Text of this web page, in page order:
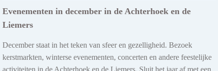
Evenementen in december in de Achterhoek en de
Liemers
December staat in het teken van sfeer en gezelligheid. Bezoek
kerstmarkten, winterse evenementen, concerten en andere feestelijke
activiteiten in de Achterhoek en de Liemers. Sluit het jaar af met een